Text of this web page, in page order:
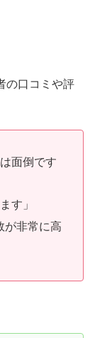
の口コミや評
面倒です
す」
が非常に高